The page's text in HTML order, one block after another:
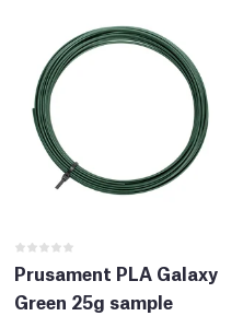
Prusament PLA Galaxy
Green 25g sample